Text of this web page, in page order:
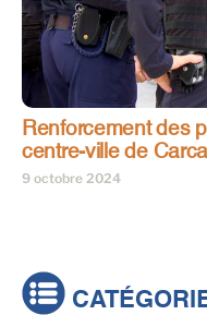
Renforcement des
centre-ville de
9 octobre 2024